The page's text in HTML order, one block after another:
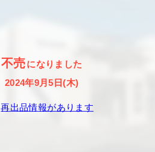
不売になりました
2024年9月5日(木)
再出品情報があります